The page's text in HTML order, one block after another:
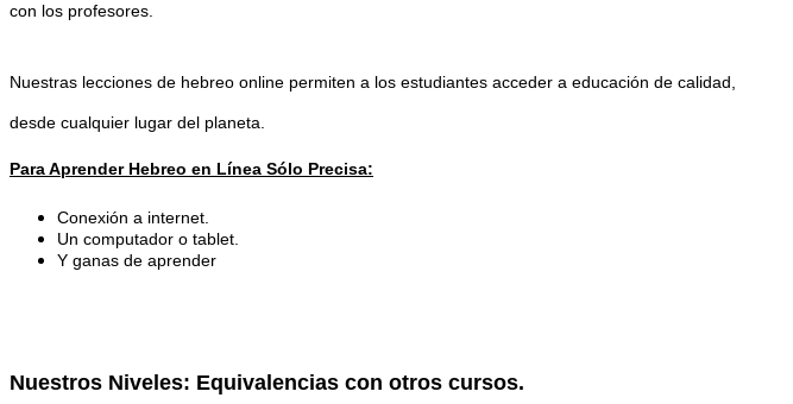
con los profesores.
Nuestras lecciones de hebreo online permiten a los estudiantes acceder a educación de calidad,
desde cualquier lugar del planeta.
Para Aprender Hebreo en Línea Sólo Precisa:
Conexión a internet.
Un computador o tablet.
Y ganas de aprender
Nuestros Niveles: Equivalencias con otros cursos.